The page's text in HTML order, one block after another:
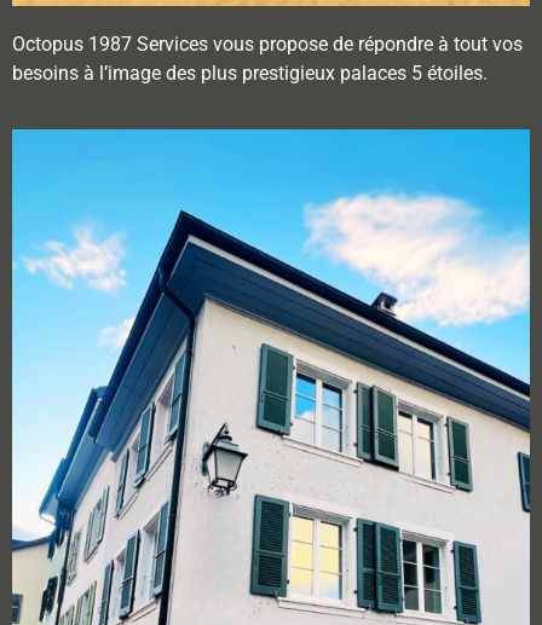
Octopus 1987 Services vous propose de répondre à tout vos
besoins à l’image des plus prestigieux palaces 5 étoiles.